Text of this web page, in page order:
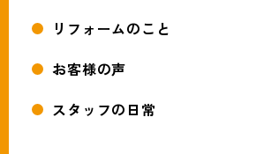
リフォームのこと
お客様の声
スタッフの日常